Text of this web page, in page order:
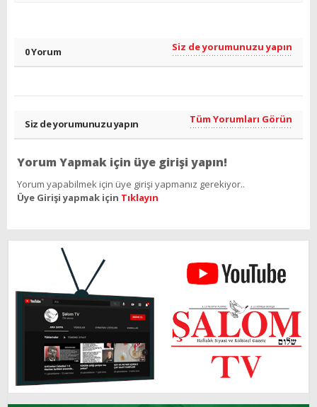
0 Yorum Siz de yorumunuzu yapın
Siz de yorumunuzu yapın Tüm Yorumları Görün
Yorum Yapmak için üye girişi yapın!
Yorum yapabilmek için üye girişi yapmanız gerekiyor..
Üye Girişi yapmak için Tıklayın